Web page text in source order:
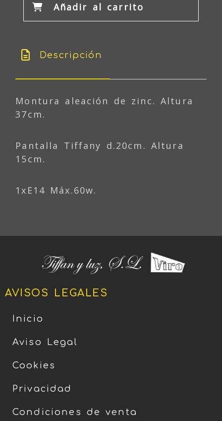
Añadir al carrito
Descripción
Montura aleación de zinc. Altura
37cm.
Pantalla Tiffany d.20cm. Altura
15cm.
1xE14 Máx.60w.
AVISOS LEGALES
Inicio
Aviso Legal
Cookies
Privacidad
Condiciones de venta